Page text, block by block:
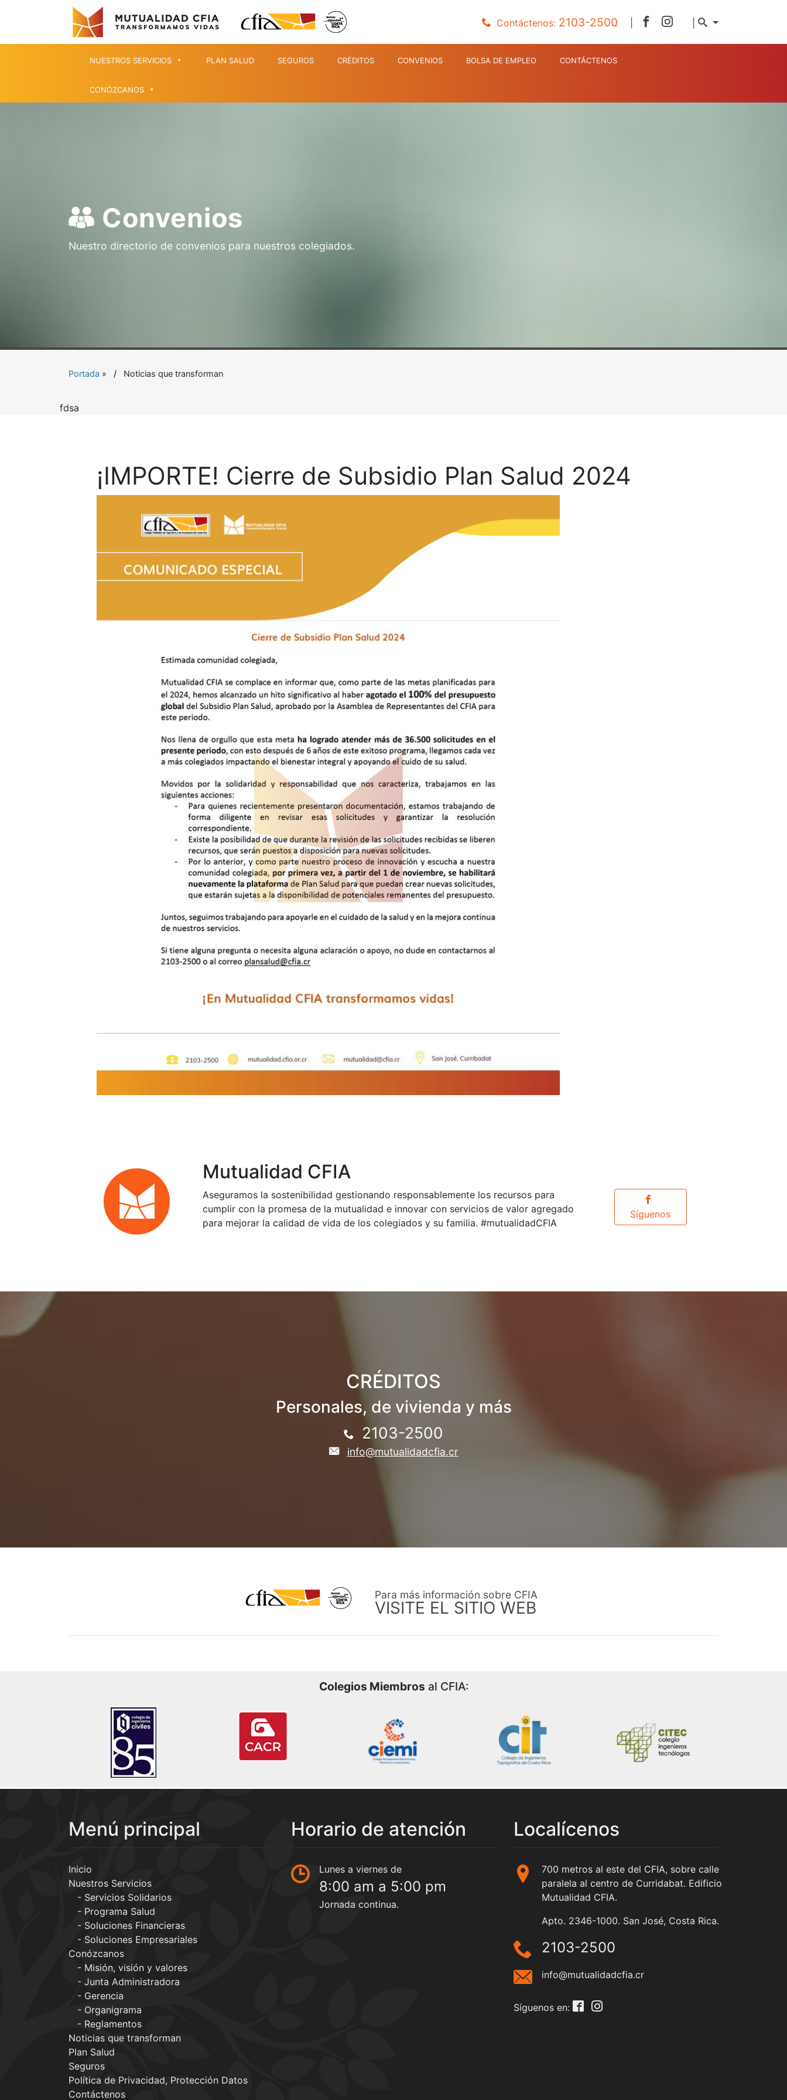
Contáctenos: 2103-2500 |
NUESTROS SERVICIOS PLAN SALUD SEGUROS CRÉDITOS CONVENIOS BOLSA DE EMPLEO CONTÁCTENOS
CONÓZCANOS
Convenios
Nuestro directorio de convenios para nuestros colegiados.
Portada » Noticias que transforman
fdsa
¡IMPORTE! Cierre de Subsidio Plan Salud 2024
Mutualidad CFIA
Aseguramos la sostenibilidad gestionando responsablemente los recursos para
cumplir con la promesa de la mutualidad e innovar con servicios de valor agregado
para mejorar la calidad de vida de los colegiados y su familia. #mutualidadCFIA
Síguenos
CRÉDITOS
Personales, de vivienda y más
2103-2500
info@mutualidadcfia.cr
Para más información sobre CFIA
VISITE EL SITIO WEB
Colegios Miembros al CFIA:
Menú principal
Inicio
Nuestros Servicios
Servicios Solidarios
Programa Salud
Soluciones Financieras
Soluciones Empresariales
Conózcanos
Misión, visión y valores
Junta Administradora
Gerencia
Organigrama
Reglamentos
Noticias que transforman
Plan Salud
Seguros
Política de Privacidad, Protección Datos
Contáctenos
Horario de atención
Lunes a viernes de
8:00 am a 5:00 pm
Jornada continua.
Localícenos
700 metros al este del CFIA, sobre calle
paralela al centro de Curridabat. Edificio
Mutualidad CFIA.
Apto. 2346-1000. San José, Costa Rica.
2103-2500
info@mutualidadcfia.cr
Síguenos en: